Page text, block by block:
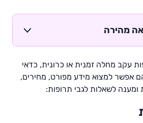
מהירה
עקב מחלה זמנית או כרונית, כדאי
אפשר למצוא מידע מפורט, מחירים,
לשאלות לגבי תרופות: